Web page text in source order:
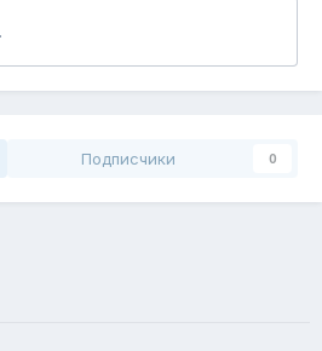
Подписчики 0